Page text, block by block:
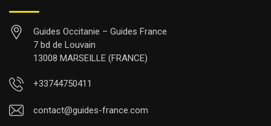
Guides Occitanie – Guides France
7 bd de Louvain
13008 MARSEILLE (FRANCE)
+33744750411
contact@guides-france.com